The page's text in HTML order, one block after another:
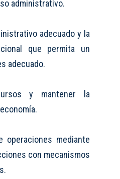
administrativo.
adecuado y la
que permita un
adecuado.
y mantener la
operaciones mediante
con mecanismos